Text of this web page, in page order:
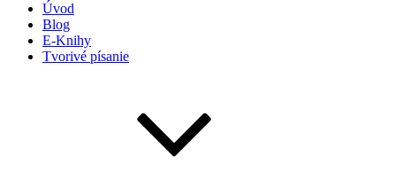
Úvod
Blog
E-Knihy
Tvorivé písanie